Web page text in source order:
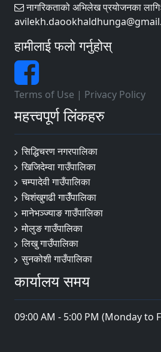
नागरिकताको अभिलेख प्रयोजनका
हामीलाई फलो गर्नुहोस्
Terms of Use | Privacy Policy
महत्त्वपूर्ण लिंकहरु
सिद्धिचरण नगरपालिका
खिजिदेम्वा गाउँपालिका
चम्पादेवी गाउँपालिका
चिशंखुगढी गाउँँपालिका
मानेभञ्‍ज्याङ गाउँपालिका
मोलुङ गाउँपालिका
लिखु गाउँपालिका
सुनकोशी गाउँपालिका
कार्यालय समय
09:00 AM - 5:00 PM (Monday to